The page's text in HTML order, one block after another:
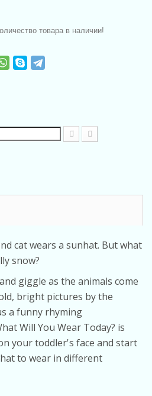
товара в наличии!
cat wears a sunhat. But what
snow?
giggle as the animals come
bright pictures by the
a funny rhyming
Will You Wear Today? is
your toddler's face and start
to wear in different